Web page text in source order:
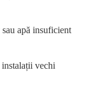
apă insuficient
instalații vechi